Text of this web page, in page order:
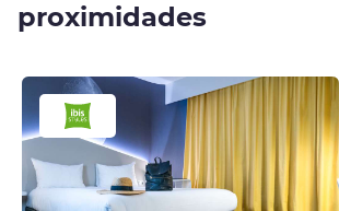
proximidades